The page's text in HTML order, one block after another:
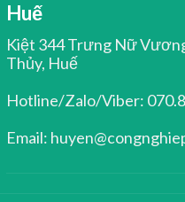
Huế
Kiệt 344 Trưng Nữ
Thủy, Huế
Hotline/Zalo/Viber:
Email: